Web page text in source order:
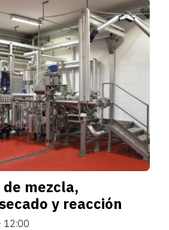
mezcla,
y reacción
12:00